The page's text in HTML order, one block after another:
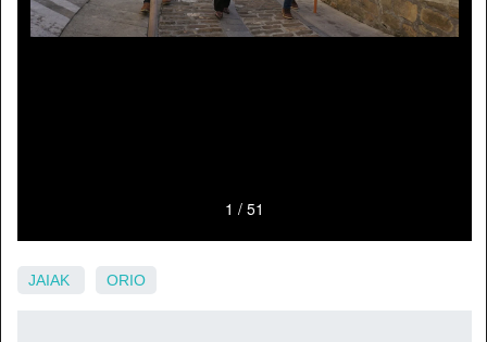
JAIAK ORIO